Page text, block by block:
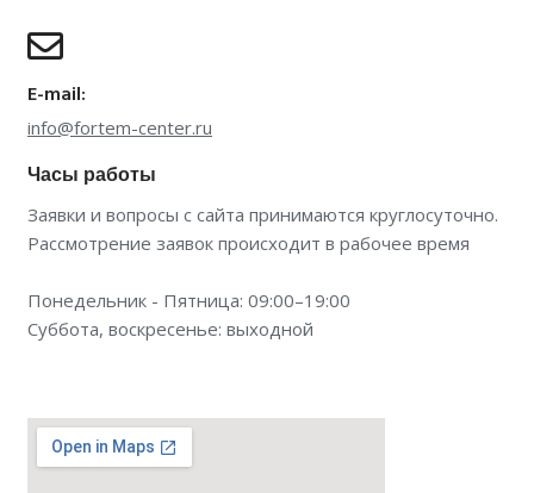
E-mail:
info@fortem-center.ru
Часы работы
Заявки и вопросы с сайта принимаются круглосуточно.
Рассмотрение заявок происходит в рабочее время
Понедельник - Пятница: 09:00–19:00
Суббота, воскресенье: выходной